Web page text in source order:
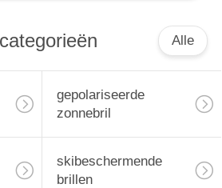
Alle
gepolariseerde
zonnebril
skibeschermende
brillen